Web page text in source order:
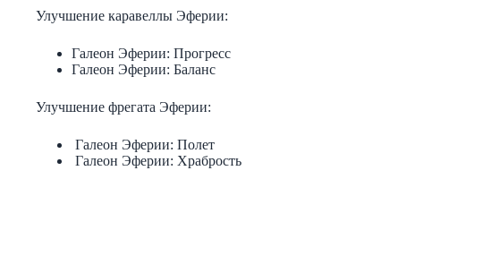
Улучшение каравеллы Эферии:
Галеон Эферии: Прогресс
Галеон Эферии: Баланс
Улучшение фрегата Эферии:
Галеон Эферии: Полет
Галеон Эферии: Храбрость